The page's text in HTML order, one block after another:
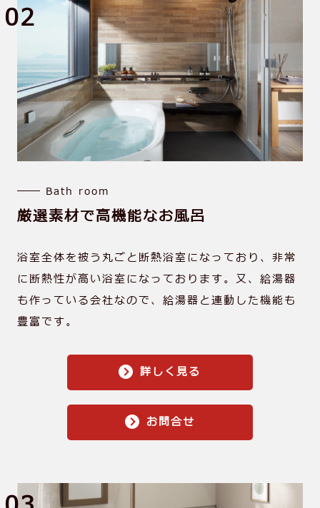
Bath room
厳選素材で⾼機能なお⾵呂
浴室全体を被う丸ごと断熱浴室になっており、非常
に断熱性が⾼い浴室になっております。⼜、給湯器
も作っている会社なので、給湯器と連動した機能も
豊富です。
詳しく見る
お問合せ
02